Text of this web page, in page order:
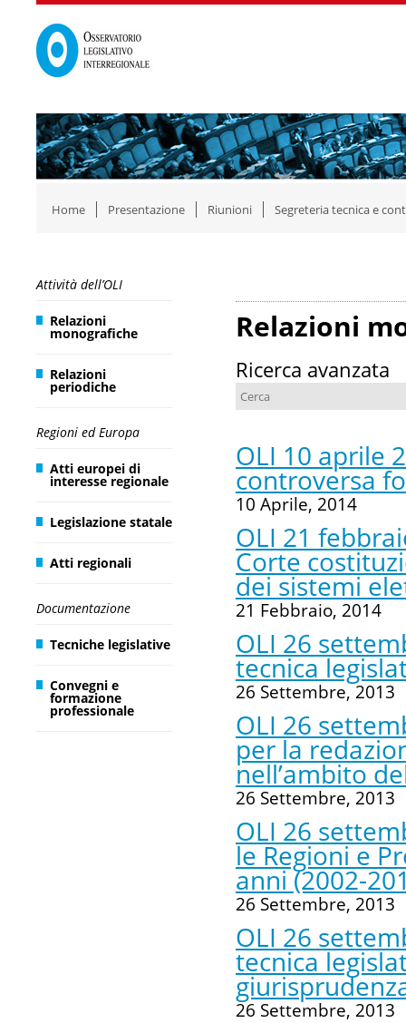
Home Presentazione Riunioni Segreteria tecnica e
Attività dell’OLI
Relazioni
monografiche
Relazioni
periodiche
Regioni ed Europa
Atti europei di
interesse regionale
Legislazione statale
Atti regionali
Documentazione
Tecniche legislative
Convegni e
formazione
professionale
Relazioni
Ricerca avanzata
OLI 10 aprile
controversa
10 Aprile, 2014
OLI 21
Corte
dei sistemi
21 Febbraio, 2014
OLI 26
tecnica
26 Settembre, 2013
OLI 26
per la
nell’ambito
26 Settembre, 2013
OLI 26
le Regioni e
anni (2002-
26 Settembre, 2013
OLI 26
tecnica
26 Settembre, 2013